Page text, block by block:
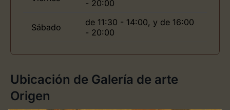
- 20:00
Sábado
de 11:30 - 14:00, y de 16:00
- 20:00
Ubicación de Galería de arte
Origen